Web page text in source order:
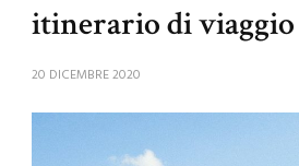
itinerario di viaggio
20 DICEMBRE 2020